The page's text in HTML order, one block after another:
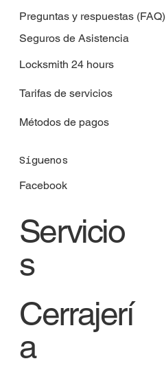
Preguntas y respuestas (FAQ)
Seguros de Asistencia
Locksmith 24 hours
Tarifas de servicios
Métodos de pagos
Síguenos
Facebook
Servicio
s
Cerrajerí
a